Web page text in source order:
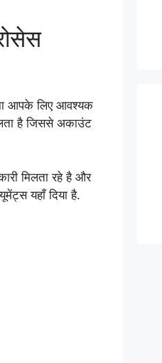
आपके लिए आवश्यक
है जिससे अकाउंट
मिलता रहे है और
यहाँ दिया है.